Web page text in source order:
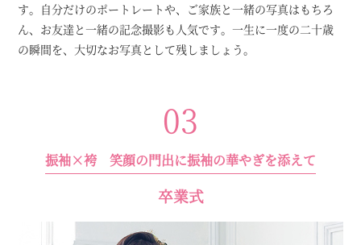
す。自分だけのポートレートや、ご家族と一緒の写真はもちろ
ん、お友達と一緒の記念撮影も人気です。一生に一度の二十歳
の瞬間を、大切なお写真として残しましょう。
03
振袖×袴 笑顔の門出に振袖の華やぎを添えて
卒業式